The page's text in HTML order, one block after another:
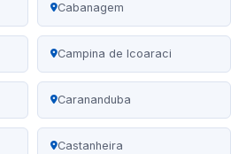
Cabanagem
Campina de Icoaraci
Carananduba
Castanheira